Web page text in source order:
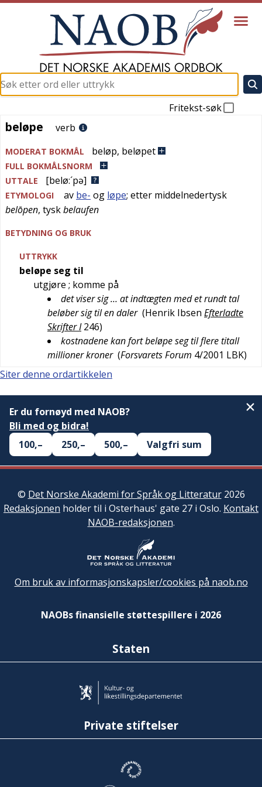
Fritekst-søk
beløpe
beløpe verb
MODERAT BOKMÅL beløp, beløpet
FULL BOKMÅLSNORM
UTTALE
[belø:´pə]
ETYMOLOGI av be- og løpe; etter middelnedertysk
belōpen, tyskbelaufen
BETYDNING OG BRUK
UTTRYKK
beløpe seg til
utgjøre ; komme på
det viser sig … at indtægten med et rundt tal
beløber sig til en daler (Henrik Ibsen Efterladte
Skrifter I 246)
kostnadene kan fort beløpe seg til flere titall
millioner kroner (Forsvarets Forum 4/2001 LBK)
Siter denne ordartikkelen
Er du fornøyd med NAOB?
Bli med og bidra!
100,–
250,– 500,– Valgfri sum
© Det Norske Akademi for Språk og Litteratur2026
Redaksjonen holder til i Osterhaus' gate 27 i Oslo. Kontakt
NAOB-redaksjonen.
Om bruk av informasjonskapsler/cookies på naob.no
NAOBs finansielle støttespillere i 2026
Staten
Private stiftelser